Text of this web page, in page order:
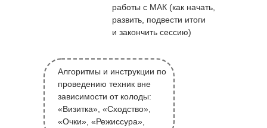
работы с МАК (как начать,
развить, подвести итоги
и закончить сессию)
Алгоритмы и инструкции по
проведению техник вне
зависимости от колоды:
«Визитка», «Сходство»,
«Очки», «Режиссура»,